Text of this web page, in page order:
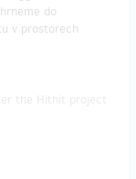
do
v prostorech